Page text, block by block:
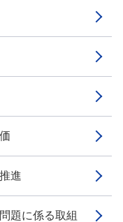
進
題に係る取組